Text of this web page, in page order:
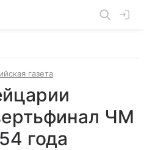
газета
ЧМ
года